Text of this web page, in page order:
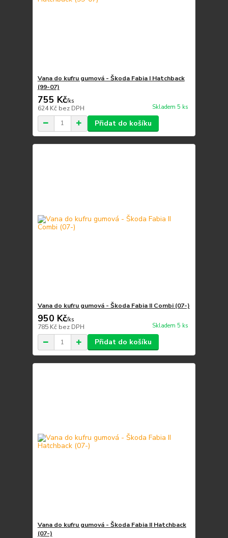
Vana do kufru gumová - Škoda Fabia I Hatchback
(99-07)
755 Kč/ks
624 Kč bez DPH Skladem 5 ks
Přidat do košíku
Vana do kufru gumová - Škoda Fabia II Combi (07-)
950 Kč/ks
785 Kč bez DPH Skladem 5 ks
Přidat do košíku
Vana do kufru gumová - Škoda Fabia II Hatchback
(07-)